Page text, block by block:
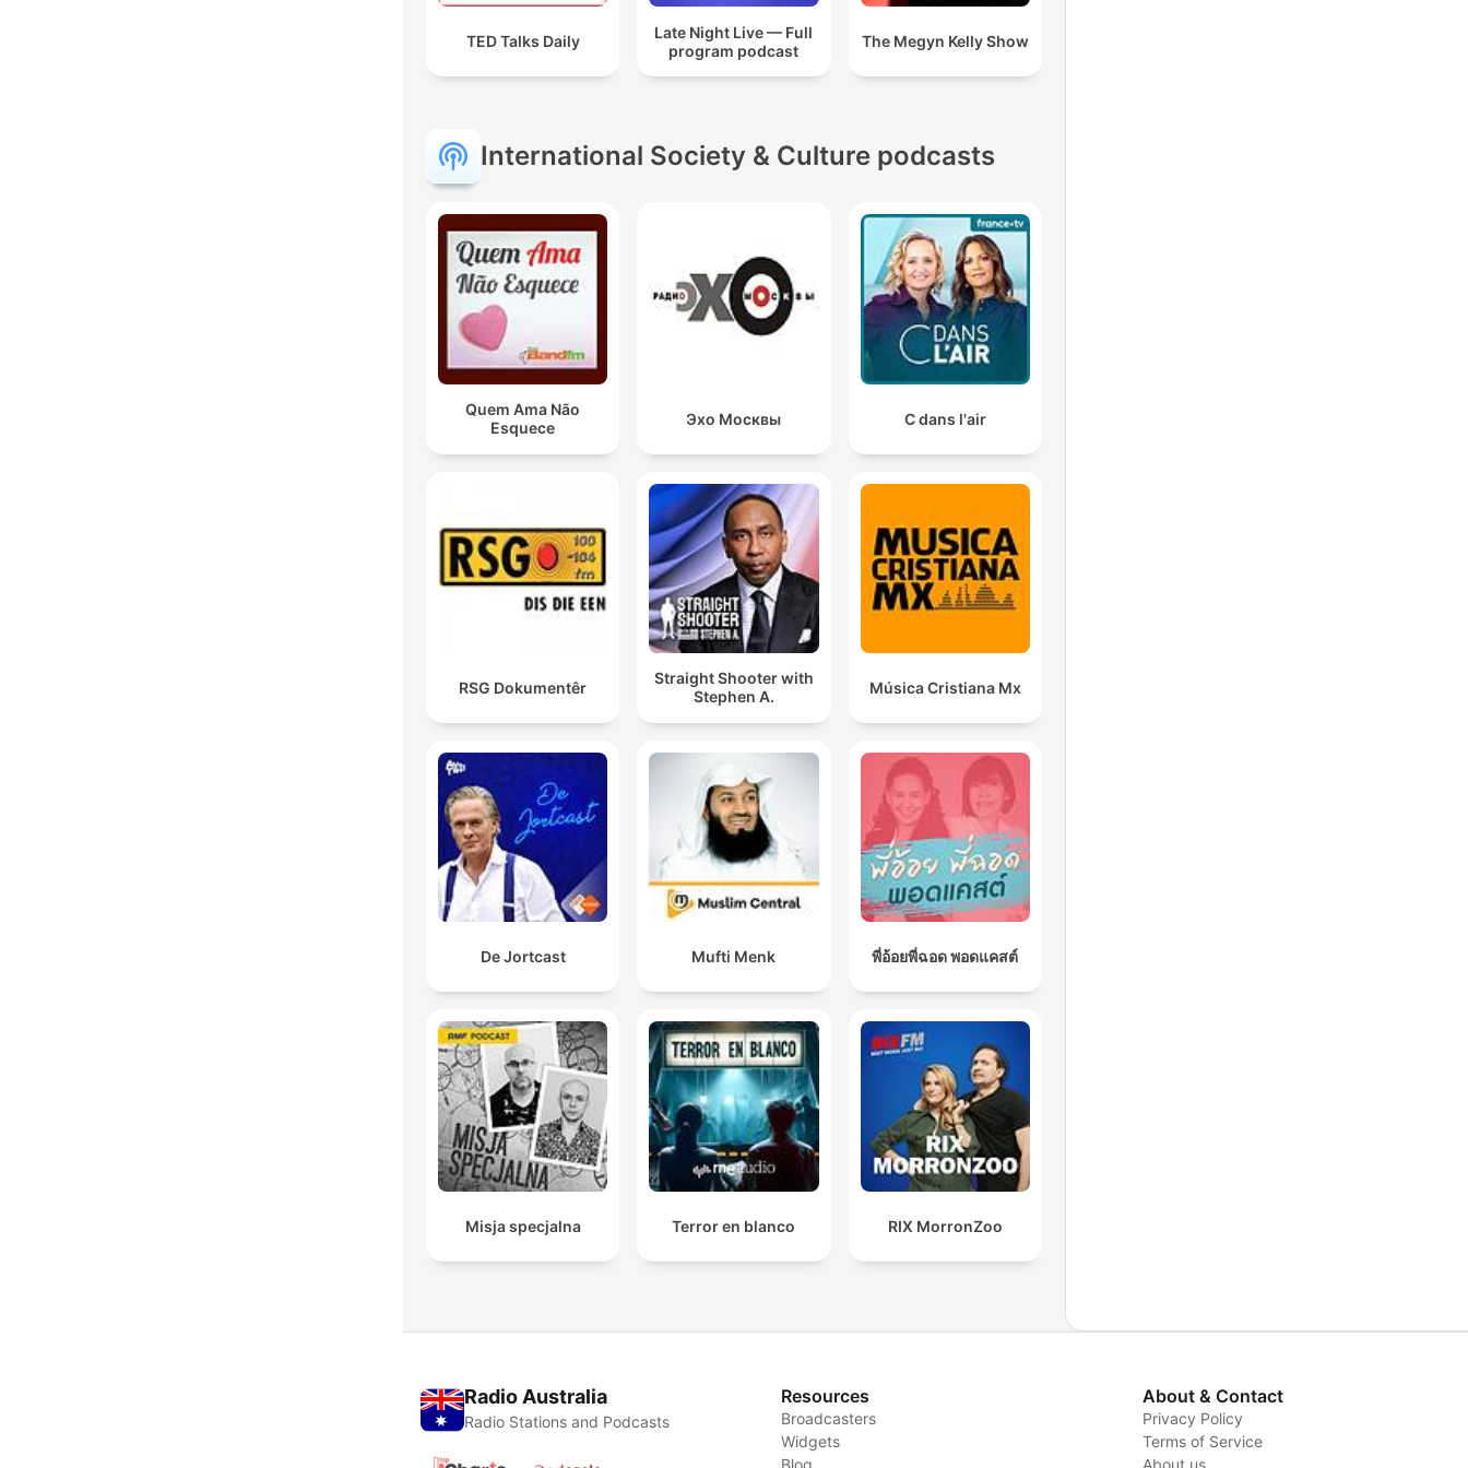
TED Talks Daily
Late Night Live — Full
program podcast
The Megyn Kelly Show
International Society & Culture podcasts
Quem Ama Não
Esquece
Эхо Москвы C dans l'air
RSG Dokumentêr
Straight Shooter with
Stephen A.
Música Cristiana Mx
De Jortcast Mufti Menk พี่อ้อยพี่ฉอด พอดแคสต์
Misja specjalna Terror en blanco RIX MorronZoo
Radio Australia
Radio Stations and Podcasts
Resources
Broadcasters
Widgets
Blog
About & Contact
Privacy Policy
Terms of Service
About us